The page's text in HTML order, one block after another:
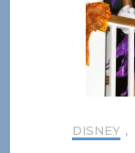
DISNEY ,